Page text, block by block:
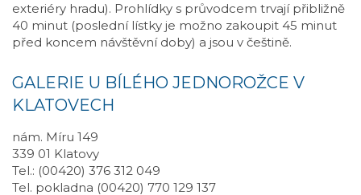
exteriéry hradu). Prohlídky s průvodcem trvají přibližně
40 minut (poslední lístky je možno zakoupit 45 minut
před koncem návštěvní doby) a jsou v češtině.
GALERIE U BÍLÉHO JEDNOROŽCE V
KLATOVECH
nám. Míru 149
339 01 Klatovy
Tel.: (00420) 376 312 049
Tel. pokladna (00420) 770 129 137